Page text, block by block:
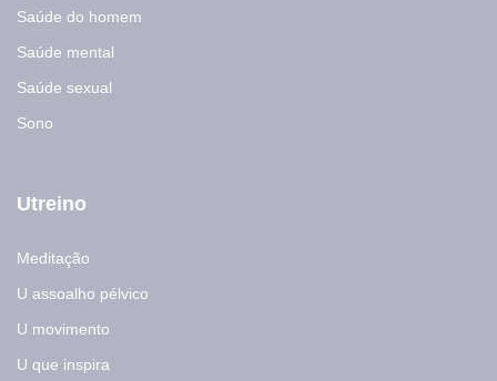
Saúde do homem
Saúde mental
Saúde sexual
Sono
Utreino
Meditação
U assoalho pélvico
U movimento
U que inspira